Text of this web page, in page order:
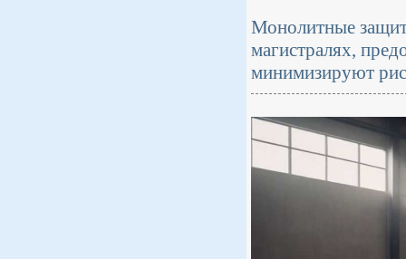
Монолитные
магистралях,
минимизируют